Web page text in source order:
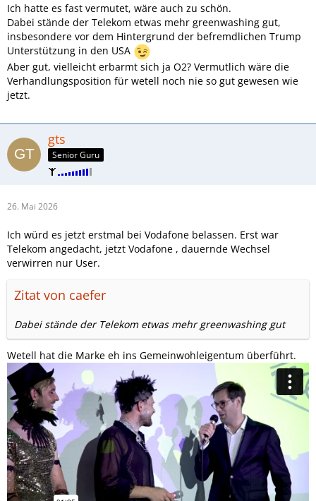
Ich hatte es fast vermutet, wäre auch zu schön.
Dabei stände der Telekom etwas mehr greenwashing gut,
insbesondere vor dem Hintergrund der befremdlichen Trump
Unterstützung in den USA
Aber gut, vielleicht erbarmt sich ja O2? Vermutlich wäre die
Verhandlungsposition für wetell noch nie so gut gewesen wie
jetzt.
gts
Senior Guru
26. Mai 2026
Ich würd es jetzt erstmal bei Vodafone belassen. Erst war
Telekom angedacht, jetzt Vodafone , dauernde Wechsel
verwirren nur User.
Zitat von caefer
Dabei stände der Telekom etwas mehr greenwashing gut
Wetell hat die Marke eh ins Gemeinwohleigentum überführt.